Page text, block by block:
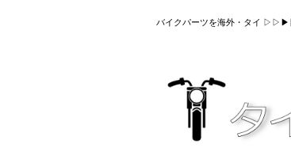
バイクパーツを海外・タイ ▷▷▶